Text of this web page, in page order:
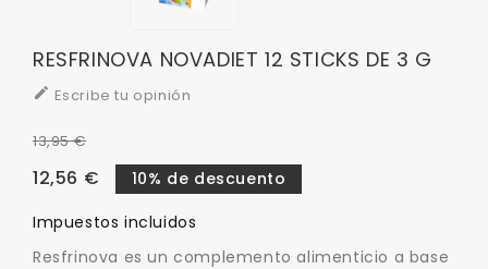
RESFRINOVA NOVADIET 12 STICKS DE 3 G
 Escribe tu opinión
13,95 €
12,56 €
10% de descuento
Impuestos incluidos
Resfrinova es un complemento alimenticio a base